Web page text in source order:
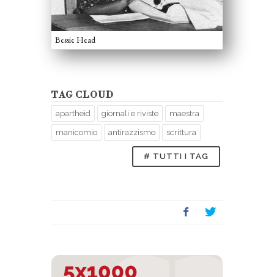
Bessie Head
TAG CLOUD
apartheid giornali e riviste maestra
manicomio antirazzismo scrittura
# TUTTI I TAG